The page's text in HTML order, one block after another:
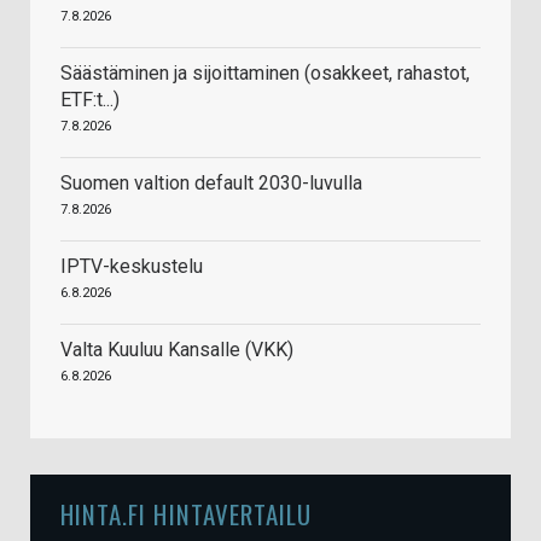
7.8.2026
Säästäminen ja sijoittaminen (osakkeet, rahastot,
ETF:t...)
7.8.2026
Suomen valtion default 2030-luvulla
7.8.2026
IPTV-keskustelu
6.8.2026
Valta Kuuluu Kansalle (VKK)
6.8.2026
HINTA.FI HINTAVERTAILU